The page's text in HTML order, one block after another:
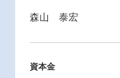
森山 泰宏
資本金